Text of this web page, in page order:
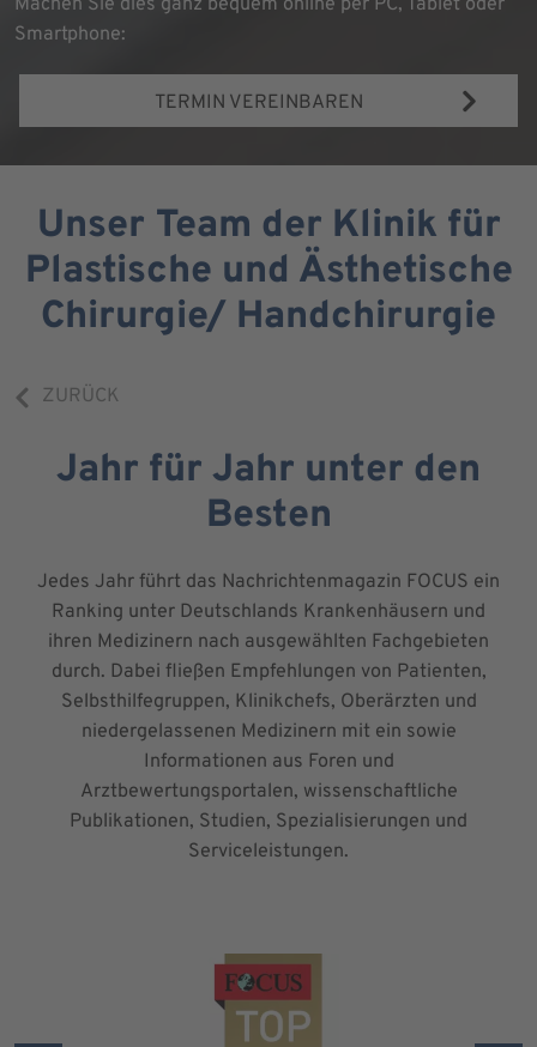
Machen Sie dies ganz bequem online per PC, Tablet oder
Smartphone:
TERMIN VEREINBAREN
Unser Team der Klinik für
Plastische und Ästhetische
Chirurgie/ Handchirurgie
ZURÜCK
Jahr für Jahr unter den
Besten
Jedes Jahr führt das Nachrichtenmagazin FOCUS ein
Ranking unter Deutschlands Krankenhäusern und
ihren Medizinern nach ausgewählten Fachgebieten
durch. Dabei fließen Empfehlungen von Patienten,
Selbsthilfegruppen, Klinikchefs, Oberärzten und
niedergelassenen Medizinern mit ein sowie
Informationen aus Foren und
Arztbewertungsportalen, wissenschaftliche
Publikationen, Studien, Spezialisierungen und
Serviceleistungen.